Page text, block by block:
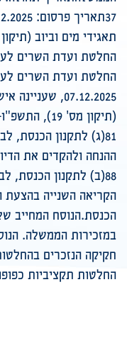
החלטת ועדת השרים
07.12.2025,
81(ג) לתקנון
ההנחה ולהקדים את
88(ב) לתקנון
הקריאה השנייה בהצעת
הכנסת.הנוסח המחייב
במזכירות הממשלה.
חקיקה הנזכרים
החלטות תקציביות